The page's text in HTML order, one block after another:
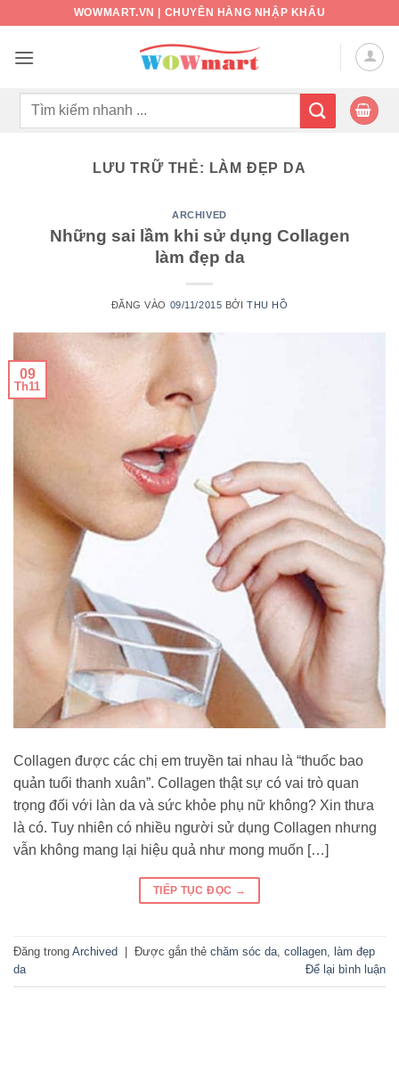
nội
WOWMART.VN | CHUYÊN HÀNG NHẬP KHẨU
Tìm
LƯU TRỮ THẺ: LÀM ĐẸP DA
ARCHIVED
Những sai lầm khi sử dụng Collagen
làm đẹp da
ĐĂNG VÀO 09/11/2015 BỞITHU HỒ
09
Th11
Collagen được các chị em truyền tai nhau là “thuốc bao
quản tuổi thanh xuân”. Collagen thật sự có vai trò quan
trọng đối với làn da và sức khỏe phụ nữ không? Xin thưa
là có. Tuy nhiên có nhiều người sử dụng Collagen nhưng
vẫn không mang lại hiệu quả như mong muốn […]
TIẾP TỤC ĐỌC →
Đăng trong Archived Được gắn thẻ chăm sóc da collagen
làm đẹp
da
Để lại bình luận